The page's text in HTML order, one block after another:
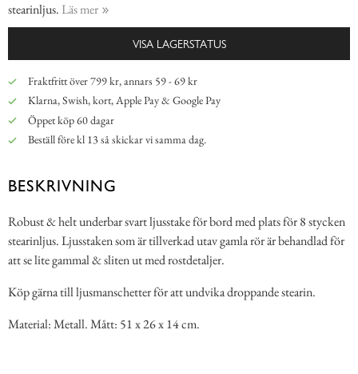
stearinljus. Läs mer
VISA LAGERSTATUS
Fraktfritt över 799 kr, annars 59 - 69 kr
Klarna, Swish, kort, Apple Pay & Google Pay
Öppet köp 60 dagar
Beställ före kl 13 så skickar vi samma dag.
BESKRIVNING
Robust & helt underbar svart ljusstake för bord med plats för 8 stycken
stearinljus. Ljusstaken som är tillverkad utav gamla rör är behandlad för
att se lite gammal & sliten ut med rostdetaljer.
Köp gärna till ljusmanschetter för att undvika droppande stearin.
Material: Metall. Mått: 51 x 26 x 14 cm.